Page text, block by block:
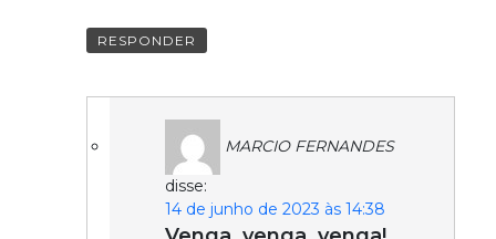
RESPONDER
MARCIO FERNANDES
disse:
14 de junho de 2023 às 14:38